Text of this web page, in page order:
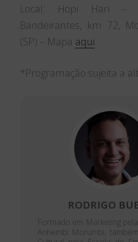
Local: Hopi Hari –
Bandeirantes, km 72,
(SP) – Mapa aqui
*Programação sujeita a
RODRIGO
Formado em Marketing
Anhembi Morumbi,